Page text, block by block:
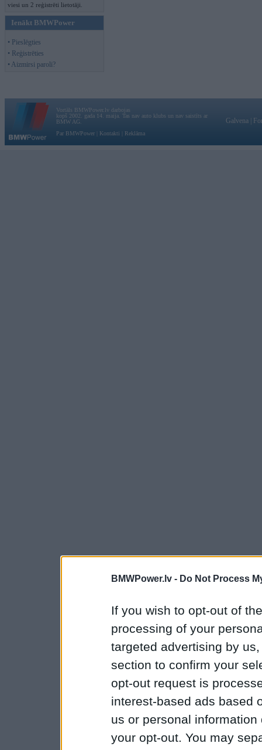
BMWPower.lv - Do Not Process
If you wish to opt-out of
processing of your
targeted advertising by
section to confirm your
opt-out request is
interest-based ads based
us or personal
your opt-out. You may
viesi un 2 reģistrēti lietotāji.
Ienākt BMWPower
• Pieslēgties
• Reģistrēties
• Aizmirsi paroli?
Vortāls BMWPower.lv darbojas
kopš 2002. gada 14. maija. Tas nav auto klubs un nav saistīts ar
BMW AG.
Par BMWPower
Kontakti Reklāma
Galvena